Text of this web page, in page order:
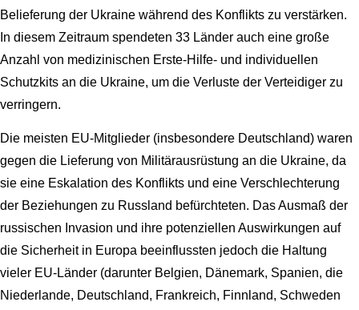
Belieferung der Ukraine während des Konflikts zu verstärken.
In diesem Zeitraum spendeten 33 Länder auch eine große
Anzahl von medizinischen Erste-Hilfe- und individuellen
Schutzkits an die Ukraine, um die Verluste der Verteidiger zu
verringern.
Die meisten EU-Mitglieder (insbesondere Deutschland) waren
gegen die Lieferung von Militärausrüstung an die Ukraine, da
sie eine Eskalation des Konflikts und eine Verschlechterung
der Beziehungen zu Russland befürchteten. Das Ausmaß der
russischen Invasion und ihre potenziellen Auswirkungen auf
die Sicherheit in Europa beeinflussten jedoch die Haltung
vieler EU-Länder (darunter Belgien, Dänemark, Spanien, die
Niederlande, Deutschland, Frankreich, Finnland, Schweden